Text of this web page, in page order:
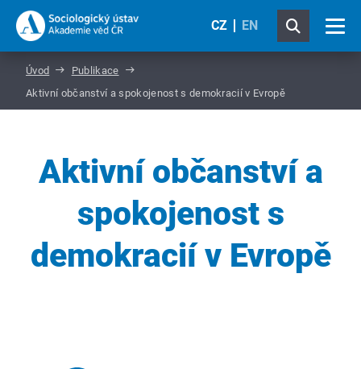
CZ EN
Úvod
Publikace
Aktivní občanství a spokojenost s demokracií v Evropě
Aktivní občanství a
spokojenost s
demokracií v Evropě